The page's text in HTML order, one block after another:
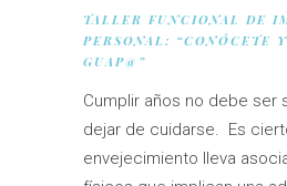
TALLER FUNCIONAL DE
PERSONAL: “CONÓCETE
GUAP@”
Cumplir años no debe ser
dejar de cuidarse. Es
envejecimiento lleva